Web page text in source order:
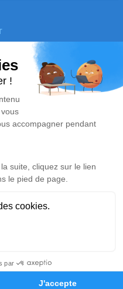
Perray-en-Yvelines
Elancourt
1 avenue Paul
personnelles
par